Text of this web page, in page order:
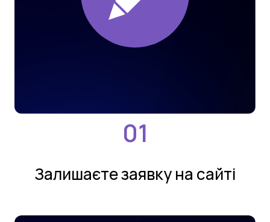
Залишаєте заявку на сайтi